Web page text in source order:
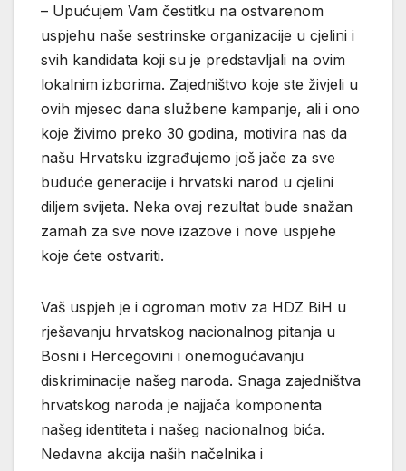
– Upućujem Vam čestitku na ostvarenom
uspjehu naše sestrinske organizacije u cjelini i
svih kandidata koji su je predstavljali na ovim
lokalnim izborima. Zajedništvo koje ste živjeli u
ovih mjesec dana službene kampanje, ali i ono
koje živimo preko 30 godina, motivira nas da
našu Hrvatsku izgrađujemo još jače za sve
buduće generacije i hrvatski narod u cjelini
diljem svijeta. Neka ovaj rezultat bude snažan
zamah za sve nove izazove i nove uspjehe
koje ćete ostvariti.
Vaš uspjeh je i ogroman motiv za HDZ BiH u
rješavanju hrvatskog nacionalnog pitanja u
Bosni i Hercegovini i onemogućavanju
diskriminacije našeg naroda. Snaga zajedništva
hrvatskog naroda je najjača komponenta
našeg identiteta i našeg nacionalnog bića.
Nedavna akcija naših načelnika i